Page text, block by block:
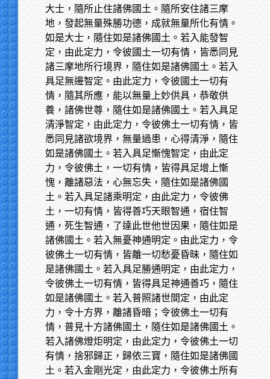
大士，隨所止住諸佛國土。隨所安住諸三摩
地，發起無量殊勝功德，成就無量所化有情。
如是大士，隨住如是諸佛國土。若入能發智
定，由此定力，令彼國土一切有情，皆悉同見
諸三摩地所行境界，隨住如是諸佛國土。若入
具足無邊智定。由此定力，令彼國土一切有
情，隨其所應，能以無量上妙供具，恭敬供
養，諸佛世尊，隨住如是諸佛國土。若入具足
清淨智定，由此定力，令彼佛土一切有情，皆
悉同見諸欲境界，無量過患，心得清淨，隨住
如是諸佛國土。若入具足慚愧智定，由此定
力，令彼佛土，一切有情，皆得具足增上慚
愧，離諸惡法，心無忘失，隨住如是諸佛國
土。若入具足諸乘明定，由此定力，令彼佛
土，一切有情，皆得善巧天眼智通，宿住智
通，死生智通，了達此世他世因果，隨住如是
諸佛國土。若入無憂神通明定。由此定力，令
彼佛土一切有情，皆離一切愁憂昏昧，隨住如
是諸佛國土。若入具足勝通明定，由此定力，
令彼佛土一切有情，皆得具足神通善巧，隨住
如是諸佛國土。若入普照諸世間定，由此定
力，令十方界，離諸昏暗；令彼佛土一切有
情，普見十方諸佛國土，隨住如是諸佛國土。
若入諸佛燈炬明定，由此定力，令彼佛土一切
有情，捨邪歸正，歸依三寶，隨住如是諸佛國
土。若入金剛光定，由此定力，令彼佛土所有